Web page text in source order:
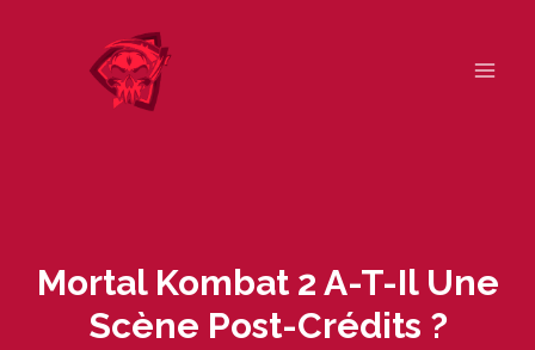
Mortal Kombat 2 A-T-Il Une
Scène Post-Crédits ?